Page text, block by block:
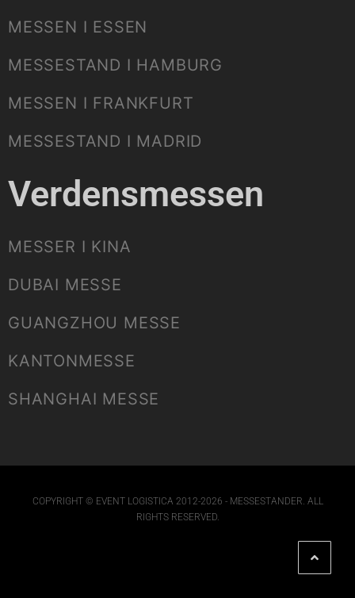
MESSEN I ESSEN
MESSESTAND I HAMBURG
MESSEN I FRANKFURT
MESSESTAND I MADRID
Verdensmessen
MESSER I KINA
DUBAI MESSE
GUANGZHOU MESSE
KANTONMESSE
SHANGHAI MESSE
COPYRIGHT © EVENT LOGISTICA 2012-2026 - MESSESTANDER. ALL
RIGHTS RESERVED.